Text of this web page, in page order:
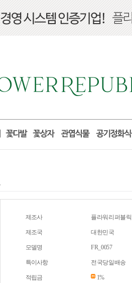
제조사 플라워리퍼블릭
제조국 대한민국
모델명 FR_0057
특이사항 전국당일배송
적립금 1%